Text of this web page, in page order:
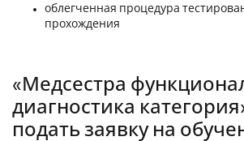
облегченная процедура
прохождения
«Медсестра
диагностика
подать заявку на